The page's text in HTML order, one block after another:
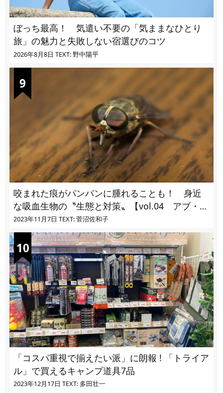
ぼっち最高！ 気遣い不要の「気ままなひとり
旅」の魅力と失敗しない宿選びのコツ
2026年8月8日 TEXT: 野中陽平
咬まれた痕がパンパンに腫れることも！ 身近
な吸血生物の〝生態と対策〟【vol.04 アブ・ブ
ユ・ヌカカ】
2023年11月7日 TEXT: 菅沼佐和子
「コスパ重視で揃えたい派」に朗報 ! 「トライア
ル」で買えるキャンプ道具7品
2023年12月17日 TEXT: 多田壮一